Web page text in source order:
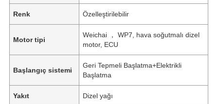
Renk Özelleştirilebilir
Motor tipi
Weichai ， WP7, hava soğutmalı dizel
motor, ECU
Başlangıç ​​sistemi
Geri Tepmeli Başlatma+Elektrikli
Başlatma
Yakıt Dizel yağı